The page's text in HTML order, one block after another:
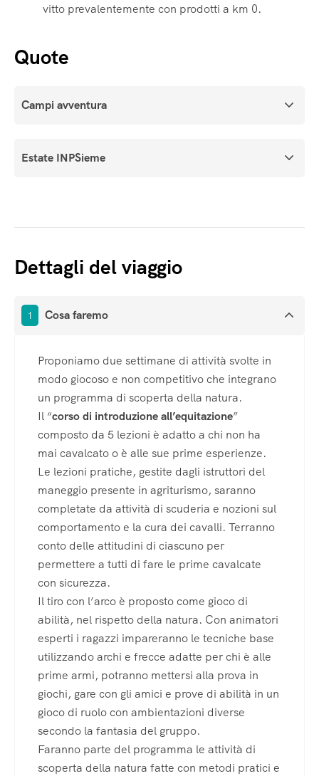
vitto prevalentemente con prodotti a km 0.
Quote
Campi avventura
Estate INPSieme
Dettagli del viaggio
1 Cosa faremo
Proponiamo due settimane di attività svolte in
modo giocoso e non competitivo che integrano
un programma di scoperta della natura.
Il “corso di introduzione all’equitazione”
composto da 5 lezioni è adatto a chi non ha
mai cavalcato o è alle sue prime esperienze.
Le lezioni pratiche, gestite dagli istruttori del
maneggio presente in agriturismo, saranno
completate da attività di scuderia e nozioni sul
comportamento e la cura dei cavalli. Terranno
conto delle attitudini di ciascuno per
permettere a tutti di fare le prime cavalcate
con sicurezza.
Il tiro con l’arco è proposto come gioco di
abilità, nel rispetto della natura. Con animatori
esperti i ragazzi impareranno le tecniche base
utilizzando archi e frecce adatte per chi è alle
prime armi, potranno mettersi alla prova in
giochi, gare con gli amici e prove di abilità in un
gioco di ruolo con ambientazioni diverse
secondo la fantasia del gruppo.
Faranno parte del programma le attività di
scoperta della natura fatte con metodi pratici e